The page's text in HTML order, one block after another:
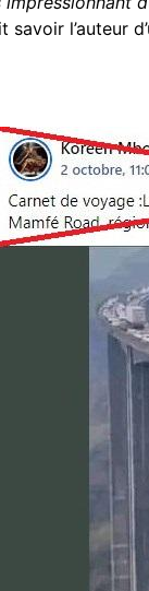
savoir l’auteur